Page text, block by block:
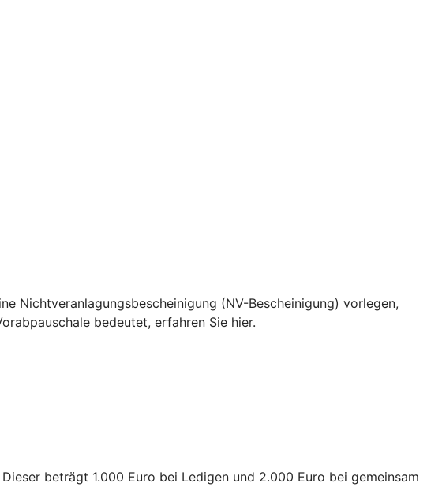
Nichtveranlagungsbescheinigung (NV-Bescheinigung) vorlegen,
bedeutet, erfahren Sie hier.
beträgt 1.000 Euro bei Ledigen und 2.000 Euro bei gemeinsam